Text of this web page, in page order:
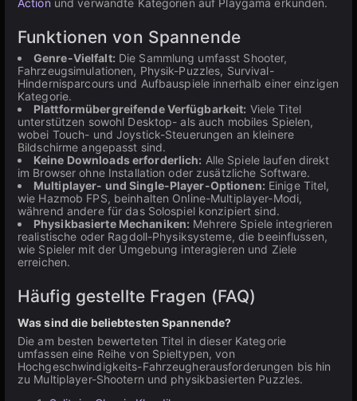
Action und verwandte Kategorien auf Playgama erkunden.
Funktionen von Spannende
Genre-Vielfalt: Die Sammlung umfasst Shooter,
Fahrzeugsimulationen, Physik-Puzzles, Survival-
Hindernisparcours und Aufbauspiele innerhalb einer einzigen
Kategorie.
Plattformübergreifende Verfügbarkeit: Viele Titel
unterstützen sowohl Desktop- als auch mobiles Spielen,
wobei Touch- und Joystick-Steuerungen an kleinere
Bildschirme angepasst sind.
Keine Downloads erforderlich: Alle Spiele laufen direkt
im Browser ohne Installation oder zusätzliche Software.
Multiplayer- und Single-Player-Optionen: Einige Titel,
wie Hazmob FPS, beinhalten Online-Multiplayer-Modi,
während andere für das Solospiel konzipiert sind.
Physikbasierte Mechaniken: Mehrere Spiele integrieren
realistische oder Ragdoll-Physiksysteme, die beeinflussen,
wie Spieler mit der Umgebung interagieren und Ziele
erreichen.
Häufig gestellte Fragen (FAQ)
Was sind die beliebtesten Spannende?
Die am besten bewerteten Titel in dieser Kategorie
umfassen eine Reihe von Spieltypen, von
Hochgeschwindigkeits-Fahrzeugherausforderungen bis hin
zu Multiplayer-Shootern und physikbasierten Puzzles.